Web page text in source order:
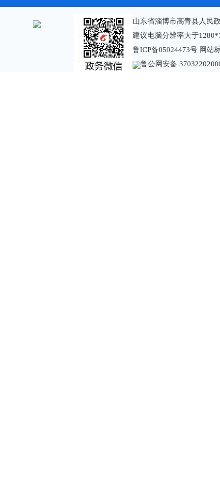
山东省淄博市高青县人民
建议电脑分辨率大于
鲁ICP备05024473号 网站
鲁公网安备